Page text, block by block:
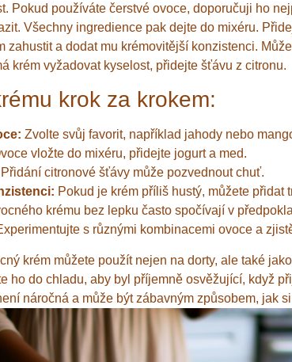
Pokud používáte čerstvé ovoce, doporučuji ho
Všechny ingredience pak dejte do mixéru.
zahustit a dodat mu krémovitější konzistenci.
krém vyžadovat kyselost, přidejte šťávu z citronu.
krok za krokem:
Zvolte svůj favorit, například jahody nebo
vložte do mixéru, přidejte jogurt a med.
Přidání citronové šťávy může pozvednout chuť.
Pokud je krém příliš hustý, můžete přidat
krému bez lepku často spočívají v
s různými kombinacemi ovoce a
krém můžete použít nejen na dorty, ale také
ho do chladu, aby byl příjemně osvěžující, když
náročná a může být zábavným způsobem, jak